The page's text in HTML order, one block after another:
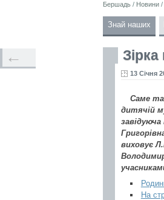
Бершадь / Новини /
Знай наших
13 Січня
Саме
дитячій
виховує
На
←